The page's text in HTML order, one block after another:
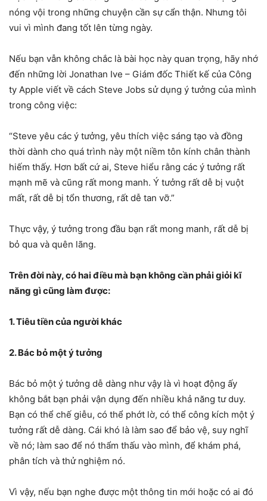
nóng vội trong những chuyện cần sự cẩn thận. Nhưng tôi
vui vì mình đang tốt lên từng ngày.
Nếu bạn vẫn không chắc là bài học này quan trọng, hãy nhớ
đến những lời Jonathan Ive – Giám đốc Thiết kế của Công
ty Apple viết về cách Steve Jobs sử dụng ý tưởng của mình
trong công việc:
“Steve yêu các ý tưởng, yêu thích việc sáng tạo và đồng
thời dành cho quá trình này một niềm tôn kính chân thành
hiếm thấy. Hơn bất cứ ai, Steve hiểu rằng các ý tưởng rất
mạnh mẽ và cũng rất mong manh. Ý tưởng rất dễ bị vuột
mất, rất dễ bị tổn thương, rất dễ tan vỡ.”
Thực vậy, ý tưởng trong đầu bạn rất mong manh, rất dễ bị
bỏ qua và quên lãng.
Trên đời này, có hai điều mà bạn không cần phải giỏi kĩ
năng gì cũng làm được:
1. Tiêu tiền của người khác
2. Bác bỏ một ý tưởng
Bác bỏ một ý tưởng dễ dàng như vậy là vì hoạt động ấy
không bắt bạn phải vận dụng đến nhiều khả năng tư duy.
Bạn có thể chế giễu, có thể phớt lờ, có thể công kích một ý
tưởng rất dễ dàng. Cái khó là làm sao để bảo vệ, suy nghĩ
về nó; làm sao để nó thẩm thấu vào mình, để khám phá,
phân tích và thử nghiệm nó.
Vì vậy, nếu bạn nghe được một thông tin mới hoặc có ai đó